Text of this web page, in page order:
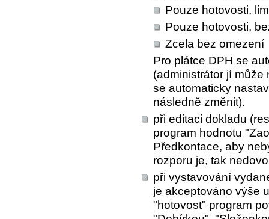
Pouze hotovosti,
Pouze hotovosti,
Zcela bez omezení
Pro plátce DPH se
(administrátor jí může
se automaticky
následně změnit).
při editaci dokladu
program hodnotu
Předkontace, aby
rozporu je, tak
při vystavování
je akceptováno výše
"hotovost" program